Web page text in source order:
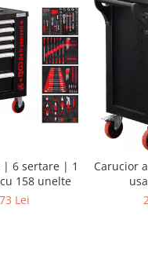
| 6 sertare | 1
158 unelte
Lei
Carucior